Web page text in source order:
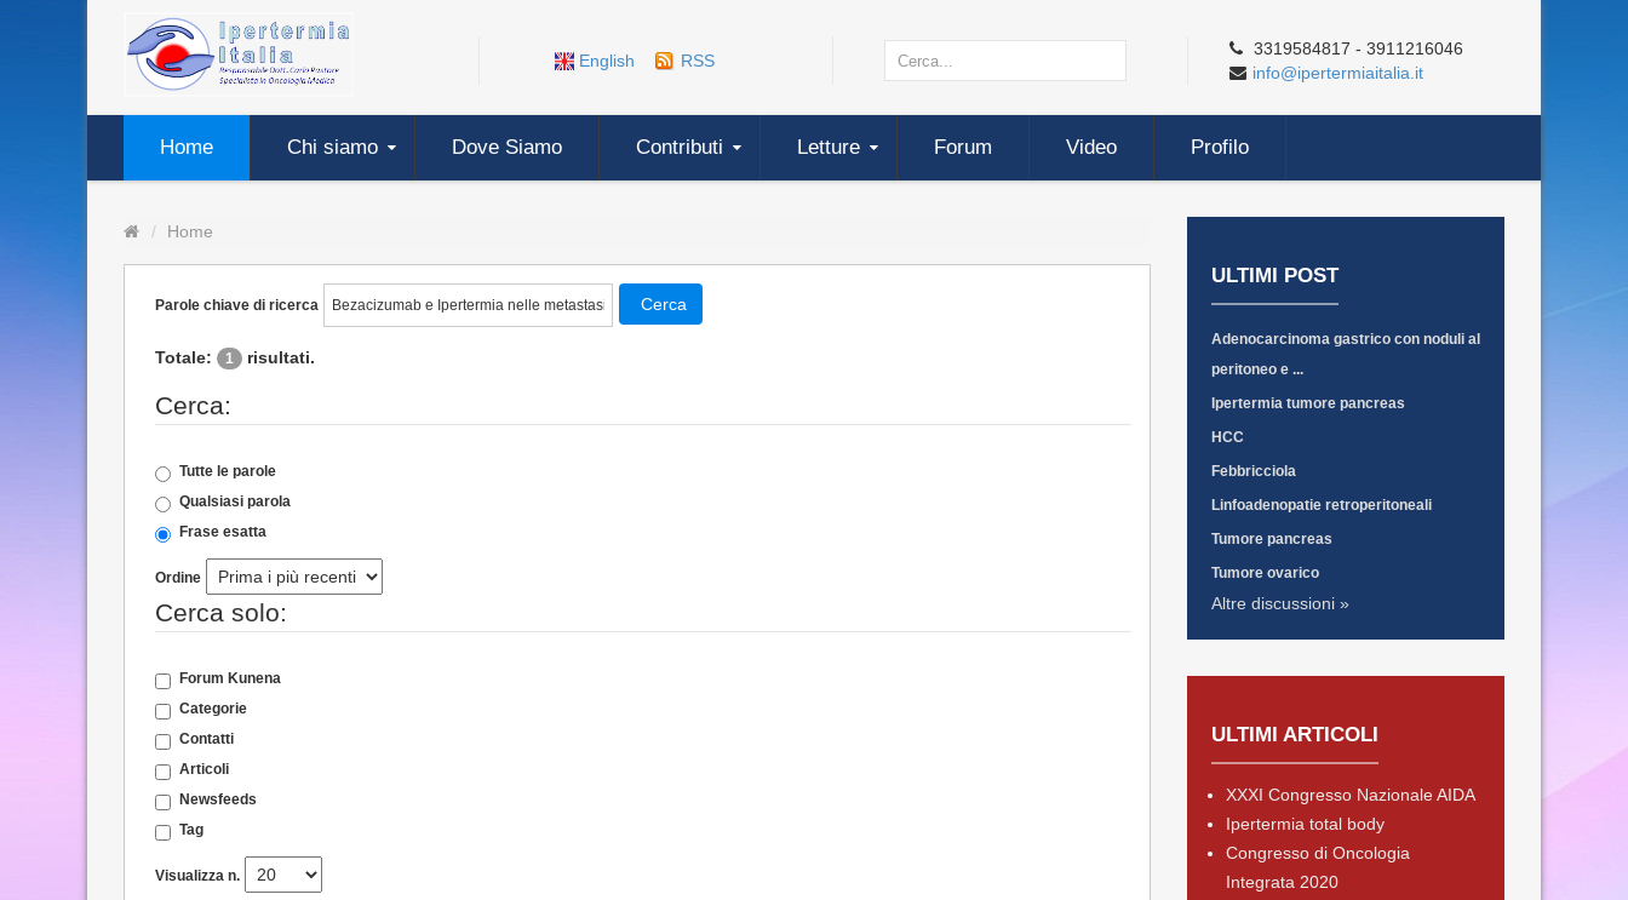
English RSS
3319584817 - 3911216046
info@ipertermiaitalia.it
Home Chi siamo Dove Siamo Contributi Letture Forum Video Profilo
Home
Parole chiave di ricerca Cerca
Totale: 1 risultati.
Cerca:
Tutte le parole
Qualsiasi parola
Frase esatta
Ordine
Cerca solo:
Forum Kunena
Categorie
Contatti
Articoli
Newsfeeds
Tag
Visualizza n.
ULTIMI POST
Adenocarcinoma gastrico con noduli al
peritoneo e ...
Ipertermia tumore pancreas
HCC
Febbricciola
Linfoadenopatie retroperitoneali
Tumore pancreas
Tumore ovarico
Altre discussioni »
ULTIMI ARTICOLI
XXXI Congresso Nazionale AIDA
Ipertermia total body
Congresso di Oncologia
Integrata 2020